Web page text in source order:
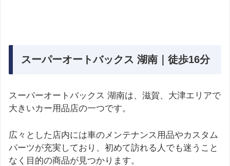
スーパーオートバックス 湖南｜徒歩16分
スーパーオートバックス 湖南は、滋賀、大津エリアで
大きいカー用品店の一つです。
広々とした店内には車のメンテナンス用品やカスタム
パーツが充実しており、初めて訪れる人でも迷うこと
なく目的の商品が見つかります。